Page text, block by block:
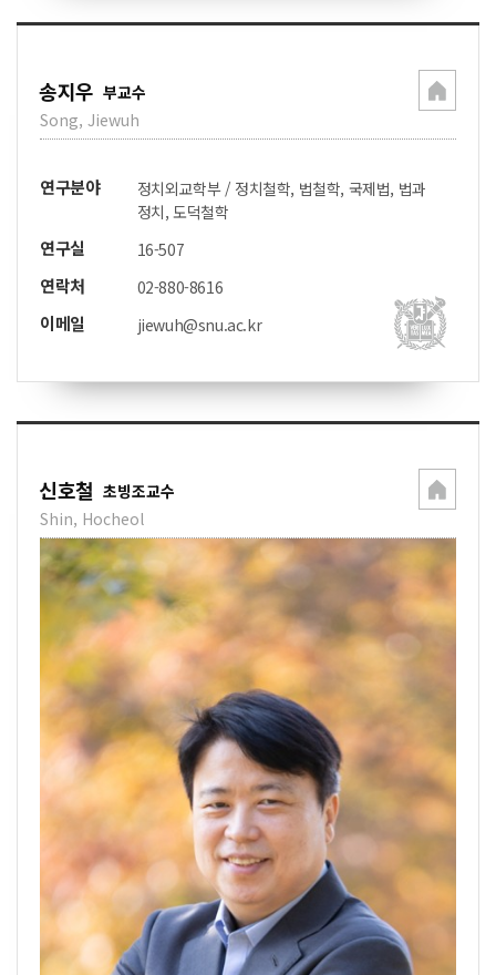
송지우 부교수
Song, Jiewuh
연구분야
정치외교학부 / 정치철학, 법철학, 국제법, 법과
정치, 도덕철학
연구실 16-507
연락처 02-880-8616
이메일 jiewuh@snu.ac.kr
신호철 초빙조교수
Shin, Hocheol